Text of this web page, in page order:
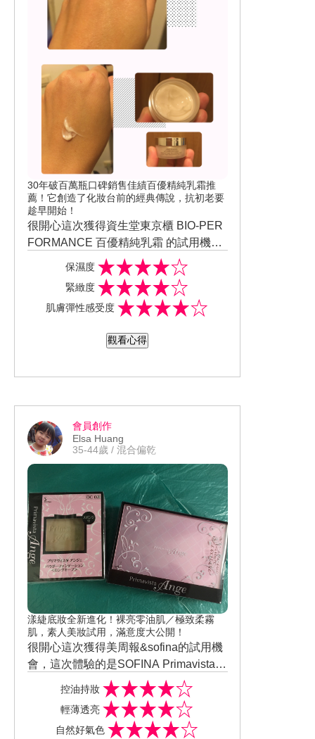
30年破百萬瓶口碑銷售佳績百優精純乳霜推
薦！它創造了化妝台前的經典傳說，抗初老要
趁早開始！
很開心這次獲得資生堂東京櫃 BIO-PER
FORMANCE 百優精純乳霜 的試用機
會，自己最喜歡的保養品牌就是資生
堂，百優系列更是經典產品，擦起來有
淡淡的香味，保濕潤澤效果也很好，擦
完後也不會感覺黏膩，尤其是在秋冬季
保濕度
緊緻度
肌膚彈性感受度
觀看心得
會員創作
Elsa Huang
35-44歲 / 混合偏乾
漾緁底妝全新進化！裸亮零油肌／極致柔霧
肌，素人美妝試用，滿意度大公開！
很開心這次獲得美周報&sofina的試用機
會，這次體驗的是SOFINA Primavista A
nge漾緁輕妝綺肌長效粉餅〈進化版〉 S
ofina一直都是我很喜愛的品牌 這次是全
新的進化版 雖然不知道是哪邊有更改配
方 但用起來我覺得大致上是都差不多 持
控油持妝
輕薄透亮
自然好氣色